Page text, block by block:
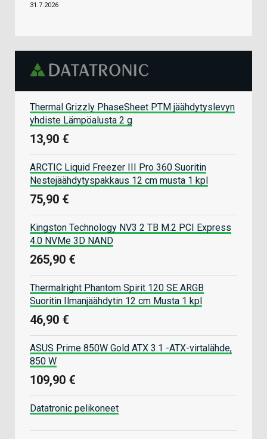
31.7.2026
Thermal Grizzly PhaseSheet PTM jäähdytyslevyn
yhdiste Lämpöalusta 2 g
13,90 €
ARCTIC Liquid Freezer III Pro 360 Suoritin
Nestejäähdytyspakkaus 12 cm musta 1 kpl
75,90 €
Kingston Technology NV3 2 TB M.2 PCI Express
4.0 NVMe 3D NAND
265,90 €
Thermalright Phantom Spirit 120 SE ARGB
Suoritin Ilmanjäähdytin 12 cm Musta 1 kpl
46,90 €
ASUS Prime 850W Gold ATX 3.1 -ATX-virtalähde,
850 W
109,90 €
Datatronic pelikoneet